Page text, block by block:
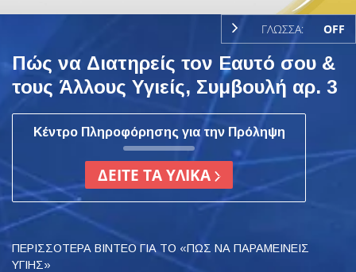
ΓΛΩΣΣΑ: OFF
Πώς να Διατηρείς τον Εαυτό σου &
τους Άλλους Υγιείς, Συμβουλή αρ. 3
Κέντρο Πληροφόρησης για την Πρόληψη
ΔΕΙΤΕ ΤΑ ΥΛΙΚΑ
ΠΕΡΙΣΣΟΤΕΡΑ ΒΙΝΤΕΟ ΓΙΑ ΤΟ «ΠΩΣ ΝΑ ΠΑΡΑΜΕΙΝΕΙΣ
ΥΓΙΗΣ»